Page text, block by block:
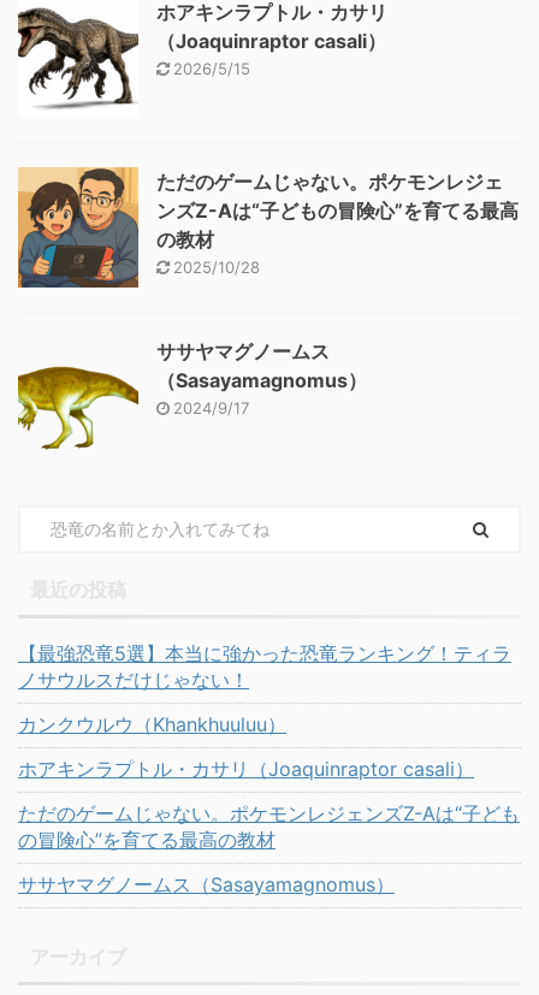
ホアキンラプトル・カサリ
（Joaquinraptor casali）
2026/5/15
ただのゲームじゃない。ポケモンレジェ
ンズZ-Aは“子どもの冒険心”を育てる最高
の教材
2025/10/28
ササヤマグノームス
（Sasayamagnomus）
2024/9/17
【最強恐竜5選】本当に強かった恐竜ランキング！ティラ
ノサウルスだけじゃない！
カンクウルウ（Khankhuuluu）
ホアキンラプトル・カサリ（Joaquinraptor casali）
ただのゲームじゃない。ポケモンレジェンズZ-Aは“子ども
の冒険心”を育てる最高の教材
ササヤマグノームス（Sasayamagnomus）